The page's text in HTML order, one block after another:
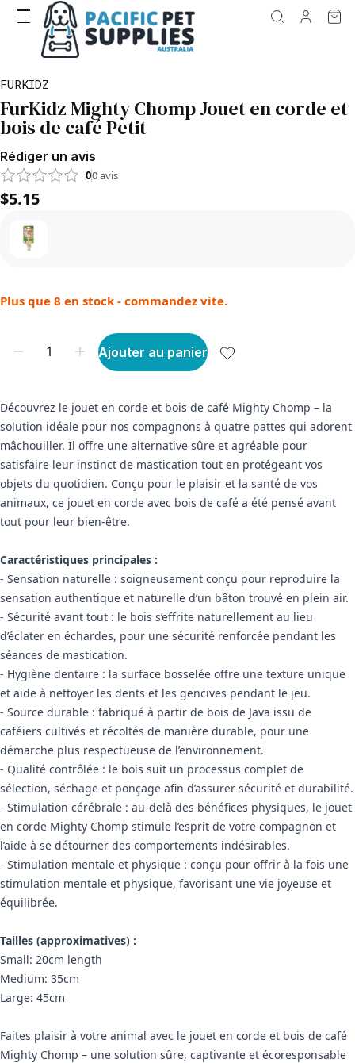
FURKIDZ
FurKidz Mighty Chomp Jouet en corde et
bois de café Petit
Rédiger un avis
00avis
$5.15
Plus que 8 en stock - commandez vite.
Ajouter au panier
Découvrez le jouet en corde et bois de café Mighty Chomp – la
solution idéale pour nos compagnons à quatre pattes qui adorent
mâchouiller. Il offre une alternative sûre et agréable pour
satisfaire leur instinct de mastication tout en protégeant vos
objets du quotidien. Conçu pour le plaisir et la santé de vos
animaux, ce jouet en corde avec bois de café a été pensé avant
tout pour leur bien-être.
Caractéristiques principales :
- Sensation naturelle : soigneusement conçu pour reproduire la
sensation authentique et naturelle d’un bâton trouvé en plein air.
- Sécurité avant tout : le bois s’effrite naturellement au lieu
d’éclater en échardes, pour une sécurité renforcée pendant les
séances de mastication.
- Hygiène dentaire : la surface bosselée offre une texture unique
et aide à nettoyer les dents et les gencives pendant le jeu.
- Source durable : fabriqué à partir de bois de Java issu de
caféiers cultivés et récoltés de manière durable, pour une
démarche plus respectueuse de l’environnement.
- Qualité contrôlée : le bois suit un processus complet de
sélection, séchage et ponçage afin d’assurer sécurité et durabilité.
- Stimulation cérébrale : au-delà des bénéfices physiques, le jouet
en corde Mighty Chomp stimule l’esprit de votre compagnon et
l’aide à se détourner des comportements indésirables.
- Stimulation mentale et physique : conçu pour offrir à la fois une
stimulation mentale et physique, favorisant une vie joyeuse et
équilibrée.
Tailles (approximatives) :
Small: 20cm length
Medium: 35cm
Large: 45cm
Faites plaisir à votre animal avec le jouet en corde et bois de café
Mighty Chomp – une solution sûre, captivante et écoresponsable